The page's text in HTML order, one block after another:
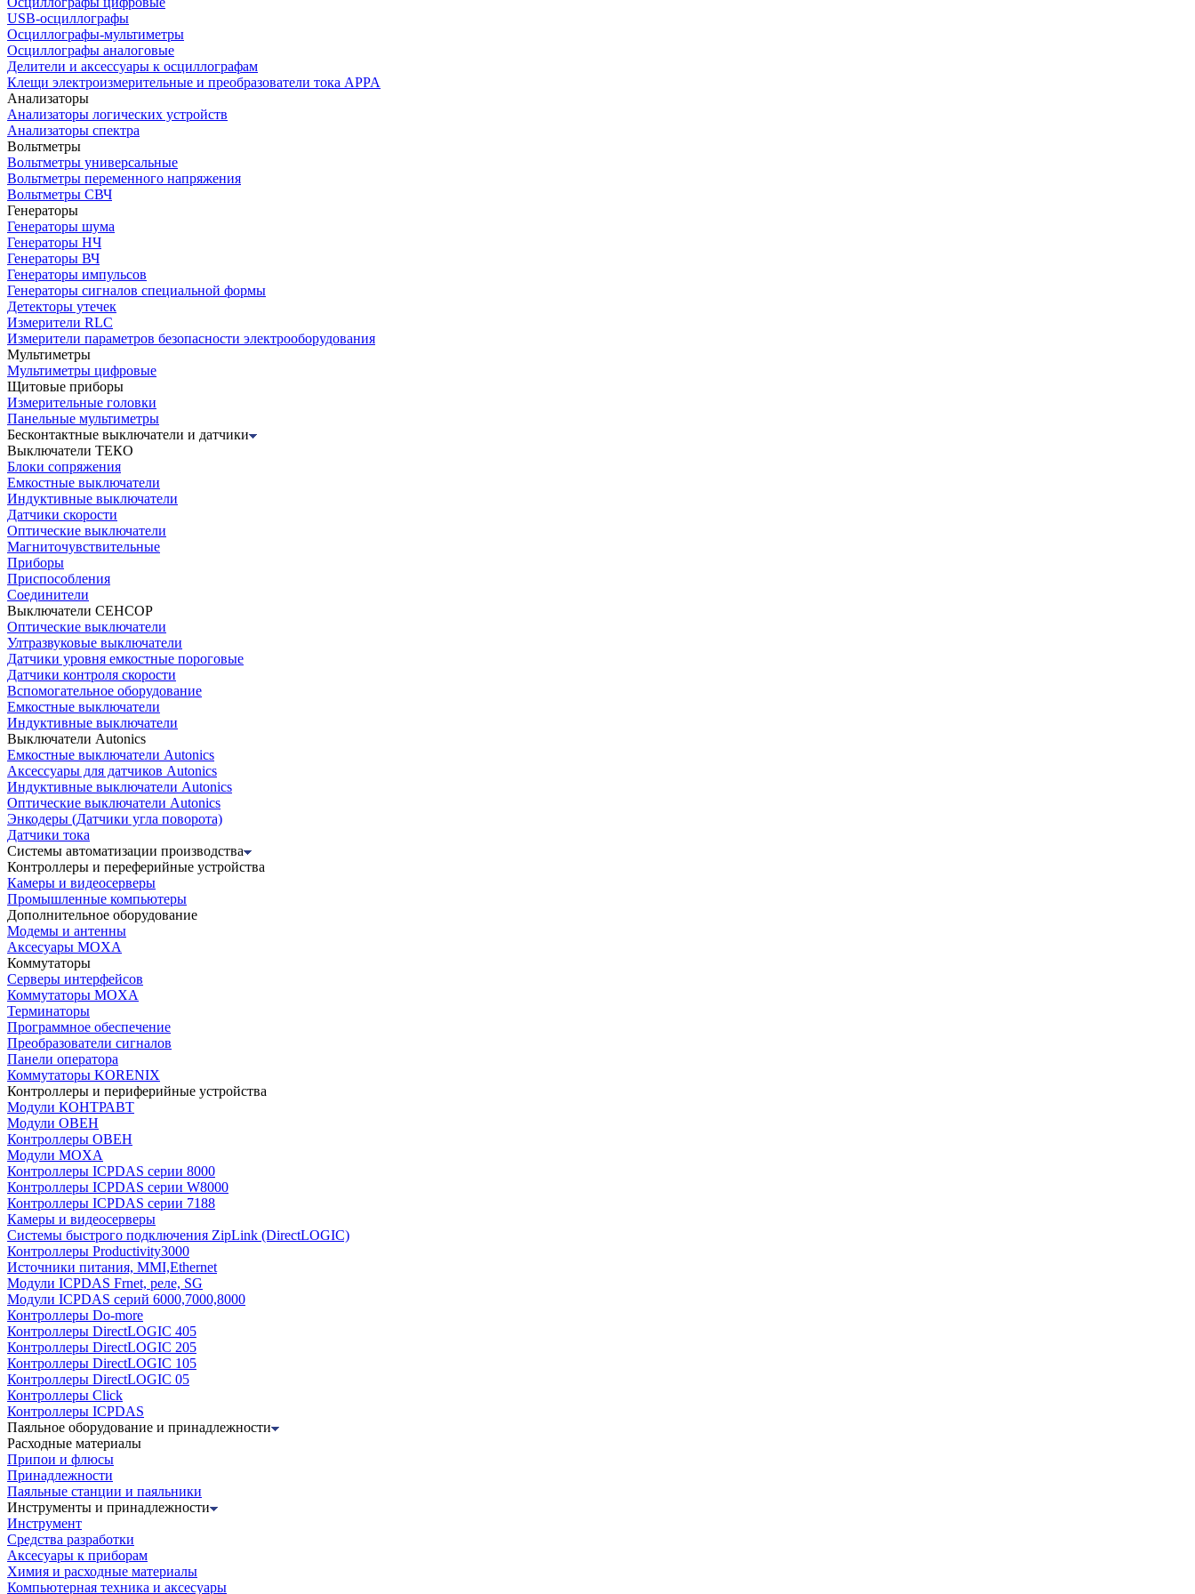
USB-осциллографы
Осциллографы-мультиметры
Осциллографы аналоговые
Делители и аксессуары к осциллографам
Клещи электроизмерительные и преобразователи тока APPA
Анализаторы
Анализаторы логических устройств
Анализаторы спектра
Вольтметры
Вольтметры универсальные
Вольтметры переменного напряжения
Вольтметры СВЧ
Генераторы
Генераторы шума
Генераторы НЧ
Генераторы ВЧ
Генераторы импульсов
Генераторы сигналов специальной формы
Детекторы утечек
Измерители RLC
Измерители параметров безопасности электрооборудования
Мультиметры
Мультиметры цифровые
Щитовые приборы
Измерительные головки
Панельные мультиметры
Бесконтактные выключатели и датчики
Выключатели ТЕКО
Блоки сопряжения
Емкостные выключатели
Индуктивные выключатели
Датчики скорости
Оптические выключатели
Магниточувствительные
Приборы
Приспособления
Соединители
Выключатели СЕНСОР
Оптические выключатели
Ултразвуковые выключатели
Датчики уровня емкостные пороговые
Датчики контроля скорости
Вспомогательное оборудование
Емкостные выключатели
Индуктивные выключатели
Выключатели Autonics
Емкостные выключатели Autonics
Аксессуары для датчиков Autonics
Индуктивные выключатели Autonics
Оптические выключатели Autonics
Энкодеры (Датчики угла поворота)
Датчики тока
Системы автоматизации производства
Контроллеры и переферийные устройства
Камеры и видеосерверы
Промышленные компьютеры
Дополнительное оборудование
Модемы и антенны
Аксесуары MOXA
Коммутаторы
Серверы интерфейсов
Коммутаторы MOXA
Терминаторы
Программное обеспечение
Преобразователи сигналов
Панели оператора
Коммутаторы KORENIX
Контроллеры и периферийные устройства
Модули КОНТРАВТ
Модули ОВЕН
Контроллеры ОВЕН
Модули MOXA
Контроллеры ICPDAS серии 8000
Контроллеры ICPDAS серии W8000
Контроллеры ICPDAS серии 7188
Камеры и видеосерверы
Системы быстрого подключения ZipLink (DirectLOGIC)
Контроллеры Productivity3000
Источники питания, MMI,Ethernet
Модули ICPDAS Frnet, реле, SG
Модули ICPDAS серий 6000,7000,8000
Контроллеры Do-more
Контроллеры DirectLOGIC 405
Контроллеры DirectLOGIC 205
Контроллеры DirectLOGIC 105
Контроллеры DirectLOGIC 05
Контроллеры Click
Контроллеры ICPDAS
Паяльное оборудование и принадлежности
Расходные материалы
Припои и флюсы
Принадлежности
Паяльные станции и паяльники
Инструменты и принадлежности
Инструмент
Средства разработки
Аксесуары к приборам
Химия и расходные материалы
Компьютерная техника и аксесуары